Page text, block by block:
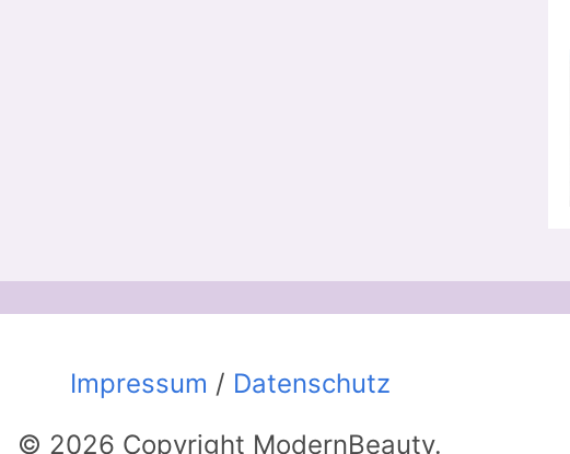
Impressum / Datenschutz
© 2026 Copyright ModernBeauty.